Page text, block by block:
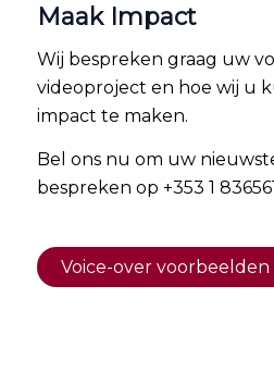
Maak Impact
Wij bespreken graag uw
videoproject en hoe wij u
impact te maken.
Bel ons nu om uw
bespreken op +353 1
Voice-over voorbeelden